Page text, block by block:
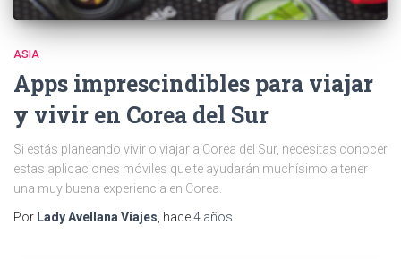
ASIA
Apps imprescindibles para viajar
y vivir en Corea del Sur
Si estás planeando vivir o viajar a Corea del Sur, necesitas conocer
estas aplicaciones móviles que te ayudarán muchísimo a tener
una muy buena experiencia en Corea.
Por Lady Avellana Viajes, hace4 años